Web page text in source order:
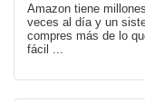
Amazon tiene
veces al día y un
compres más de lo
fácil ...